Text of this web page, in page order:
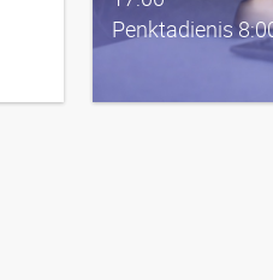
Penktadienis